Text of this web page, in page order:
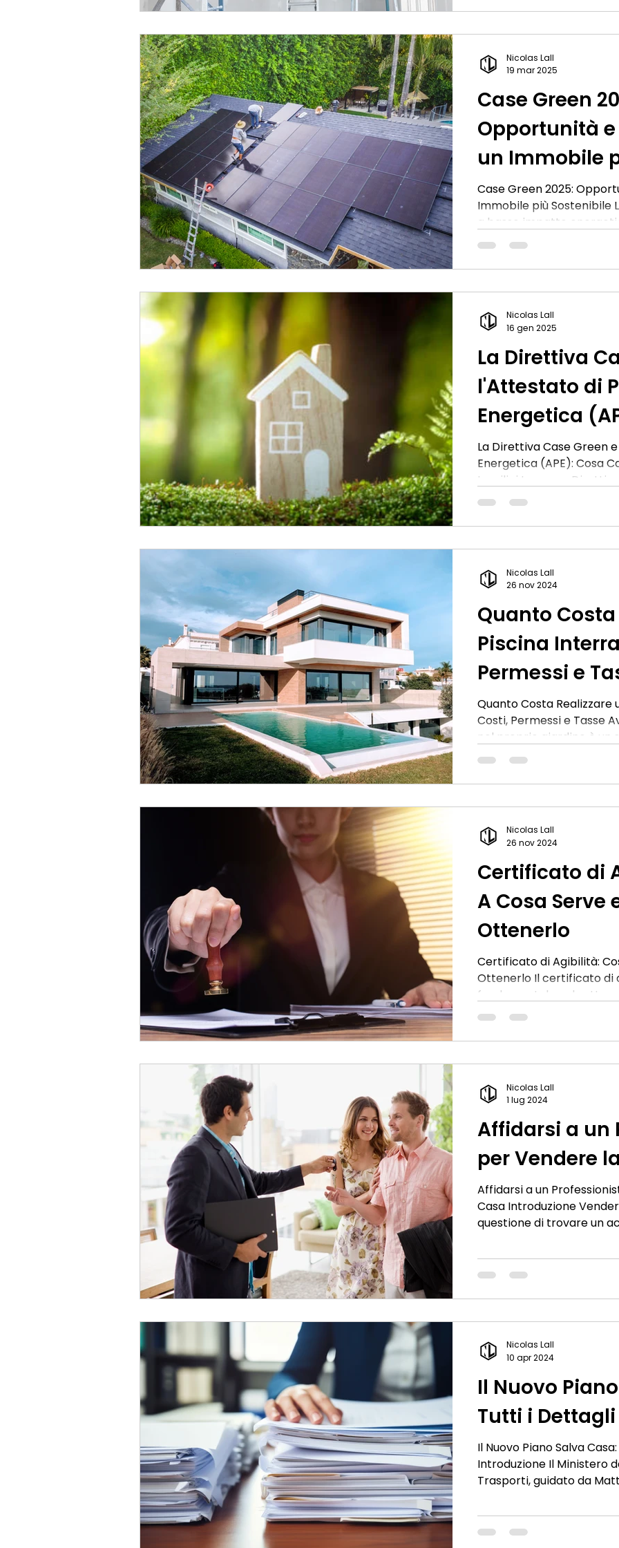
troviamo i controsoffitti,
impianti, migliorare
quanto costa realizzare
Case Green
Opportunità
un Immobile
Case Green 2025:
Immobile più Sostenibile
a basso impatto
2025. La Legge di
incentivi, favorendo
che aumentano il valore
gennaio 2025, gli incentivi
autonome verranno
Nicolas Lall
19 mar 2025
La Direttiva
l'Attestato di
Energetica
La Direttiva Case Green
Energetica (APE): Cosa
Inquilini La nuova
dall'Unione Europea,
Energetica (APE), con
emissioni di gas serra
proprietari di immobili,
Nicolas Lall
16 gen 2025
Quanto
Piscina
Permessi e
Quanto Costa Realizzare
Costi, Permessi e Tasse
nel proprio giardino è un
di procedere è
da pagare. In questo
aspetti per aiutarti a
Considerare Il prezzo di
Nicolas Lall
26 nov 2024
Certificato di
A Cosa Serve
Ottenerlo
Certificato di Agibilità:
Ottenerlo Il certificato di
fondamentale nel settore
che un immobile è
salubrità e risparmio
legge. Vediamo perché
Agibilità? Questo
immobile rispetti le
Nicolas Lall
26 nov 2024
Affidarsi a un
per Vendere
Affidarsi a un
Casa Introduzione
questione di trovare un
una strategia ben
immobiliare di RE/MAX,
Esperienza e
lunga storia di successo
nost
Nicolas Lall
1 lug 2024
Il Nuovo
Tutti i
Il Nuovo Piano Salva
Introduzione Il Ministero
Trasporti, guidato da
noto come "Piano Salva
risolvere varie
Nicolas Lall
10 apr 2024